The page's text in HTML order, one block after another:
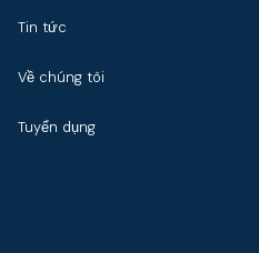
Tin tức
Về chúng tôi
Tuyển dụng